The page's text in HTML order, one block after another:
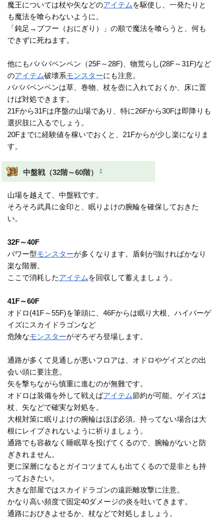
魔王については杖や矢などのアイテム を駆使し、一発たりと
も魔法を喰らわないように。
「鈍足→ブフー（おにぎり）」の順で魔法を喰らうと、何も
できずに死ねます。
他にもバババペンペン（25F～28F)、物荒らし(28F～31F)など
のアイテム破壊系モンスターにも注意。
バババペンペンは草、巻物、杖を壺に入れておくか、床に置
けば対処できます。
21Fから31Fは序盤の山場であり、特に26Fから30Fは即降りも
選択肢に入るでしょう。
20Fまでに経験値を稼いでおくと、21Fからが少し楽になりま
す。
中盤戦（32階～60階） †
山場を越えて、中盤戦です。
そろそろ武具に金印と、眠りよけの腕輪を確保しておきた
い。
32F～40F
パワー型モンスターが多くなります。盾剣が強ければかなり
楽な階層。
ここで消耗したアイテム を回収して蓄えましょう。
41F～60F
オドロ(41F～55F)を筆頭に、46Fからは眠り大根、ハイパーゲ
イズにスカイドラゴンなど
危険なモンスターがぞろぞろ登場します。
通路が多くて見通しが悪いフロアは、オドロやゲイズとの出
会い頭に要注意。
矢を撃ちながら慎重に進むのが無難です。
オドロは装備を外して戦えばアイテム節約が可能。ゲイズは
杖、矢などで確実な対処を。
大根対策に眠りよけの腕輪はほぼ必須。持ってない場合は大
根にレイプされないように祈りましょう。
通路でも容赦なく睡眠草を投げてくるので、腕輪がないと防
ぎきれません。
更に深層になるとガイコツまてんも出てくるので是非とも持
っておきたい。
大きな部屋ではスカイドラゴンの遠距離攻撃に注意。
かなり高い頻度で固定40ダメージの炎を吐いてきます。
通路におびきよせるか、杖などで対処しましょう。